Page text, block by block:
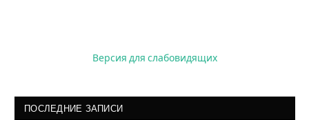
Версия для слабовидящих
ПОСЛЕДНИЕ ЗАПИСИ